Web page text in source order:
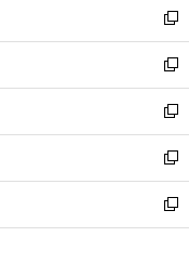
く
で
開
く
ド
ウ
で
開
く
ィ
ン
ド
ウ
で
開
く
い
ウ
ィ
ン
ド
ウ
で
開
く
新
し
い
ウ
ィ
ン
ド
ウ
で
開
新
し
い
ウ
ィ
ン
ド
ウ
新
し
い
ウ
ィ
ン
新
し
い
ウ
新
し